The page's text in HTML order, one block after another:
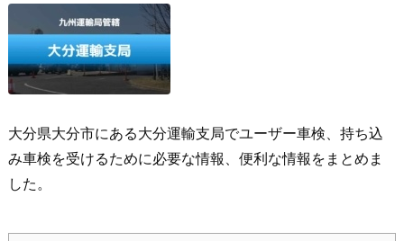
大分県大分市にある大分運輸支局でユーザー車検、持ち込
み車検を受けるために必要な情報、便利な情報をまとめま
した。